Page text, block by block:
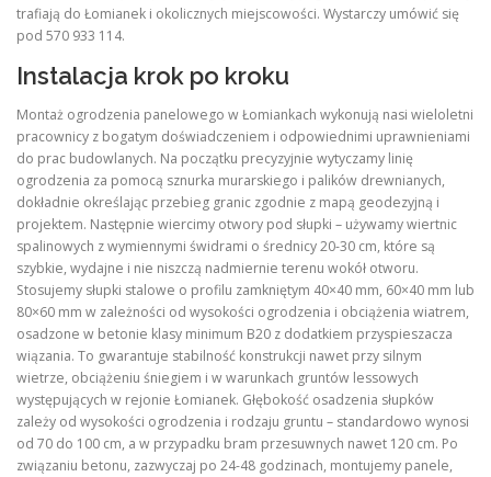
trafiają do Łomianek i okolicznych miejscowości. Wystarczy umówić się
pod 570 933 114.
Instalacja krok po kroku
Montaż ogrodzenia panelowego w Łomiankach wykonują nasi wieloletni
pracownicy z bogatym doświadczeniem i odpowiednimi uprawnieniami
do prac budowlanych. Na początku precyzyjnie wytyczamy linię
ogrodzenia za pomocą sznurka murarskiego i palików drewnianych,
dokładnie określając przebieg granic zgodnie z mapą geodezyjną i
projektem. Następnie wiercimy otwory pod słupki – używamy wiertnic
spalinowych z wymiennymi świdrami o średnicy 20-30 cm, które są
szybkie, wydajne i nie niszczą nadmiernie terenu wokół otworu.
Stosujemy słupki stalowe o profilu zamkniętym 40×40 mm, 60×40 mm lub
80×60 mm w zależności od wysokości ogrodzenia i obciążenia wiatrem,
osadzone w betonie klasy minimum B20 z dodatkiem przyspieszacza
wiązania. To gwarantuje stabilność konstrukcji nawet przy silnym
wietrze, obciążeniu śniegiem i w warunkach gruntów lessowych
występujących w rejonie Łomianek. Głębokość osadzenia słupków
zależy od wysokości ogrodzenia i rodzaju gruntu – standardowo wynosi
od 70 do 100 cm, a w przypadku bram przesuwnych nawet 120 cm. Po
związaniu betonu, zazwyczaj po 24-48 godzinach, montujemy panele,